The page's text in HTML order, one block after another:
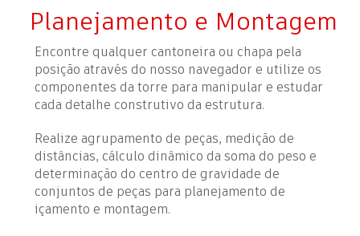
Planejamento e Montagem
Encontre qualquer cantoneira ou chapa pela
posição através do nosso navegador e utilize os
componentes da torre para manipular e estudar
cada detalhe construtivo da estrutura.
Realize agrupamento de peças, medição de
distâncias, cálculo dinâmico da soma do peso e
determinação do centro de gravidade de
conjuntos de peças para planejamento de
içamento e montagem.